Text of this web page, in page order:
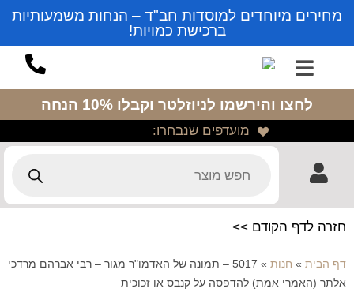
מחירים מיוחדים למוסדות חב"ד – הנחות משמעותיות
ברכישת כמויות!
לחצו והירשמו לניוזלטר וקבלו 10% הנחה
מועדפים שנבחרו:
חזרה לדף הקודם >>
דף הבית » חנות »
5017 – תמונה של האדמו"ר מגור – רבי אברהם מרדכי
אלתר (האמרי אמת) להדפסה על קנבס או זכוכית